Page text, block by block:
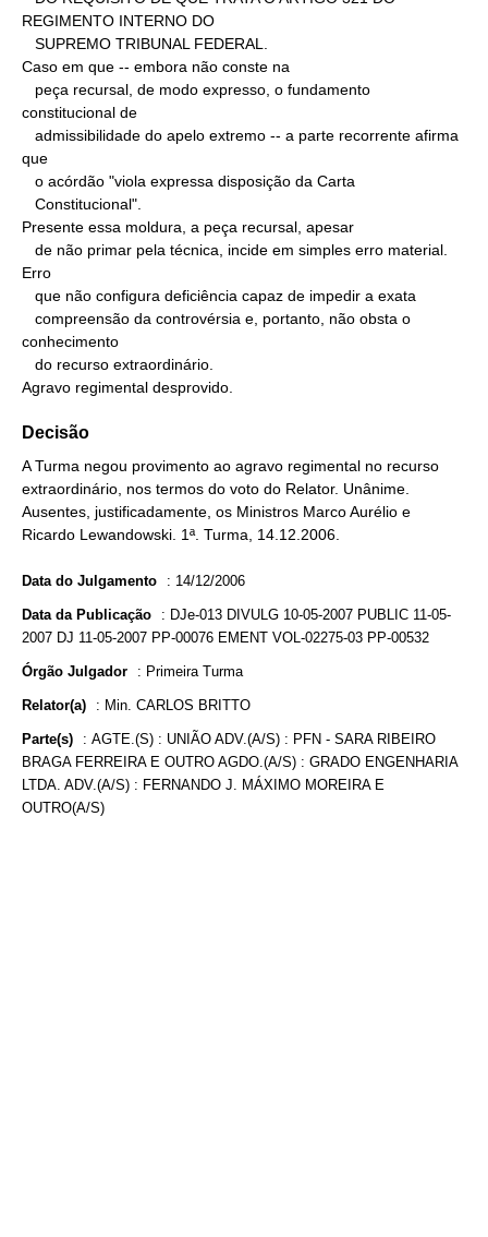
REGIMENTO INTERNO DO
Caso em que -- embora não conste na
constitucional de
que
Presente essa moldura, a peça recursal, apesar
Erro
conhecimento
Agravo regimental desprovido.
Decisão
A Turma negou provimento ao agravo regimental no recurso
extraordinário, nos termos do voto do Relator. Unânime.
Ausentes, justificadamente, os Ministros Marco Aurélio e
Ricardo Lewandowski. 1ª. Turma, 14.12.2006.
Data do Julgamento : 14/12/2006
Data da Publicação : DJe-013 DIVULG 10-05-2007 PUBLIC 11-05-
2007 DJ 11-05-2007 PP-00076 EMENT VOL-02275-03 PP-00532
Órgão Julgador : Primeira Turma
Relator(a) : Min. CARLOS BRITTO
Parte(s) : AGTE.(S) : UNIÃO ADV.(A/S) : PFN - SARA RIBEIRO
BRAGA FERREIRA E OUTRO AGDO.(A/S) : GRADO ENGENHARIA
LTDA. ADV.(A/S) : FERNANDO J. MÁXIMO MOREIRA E
OUTRO(A/S)